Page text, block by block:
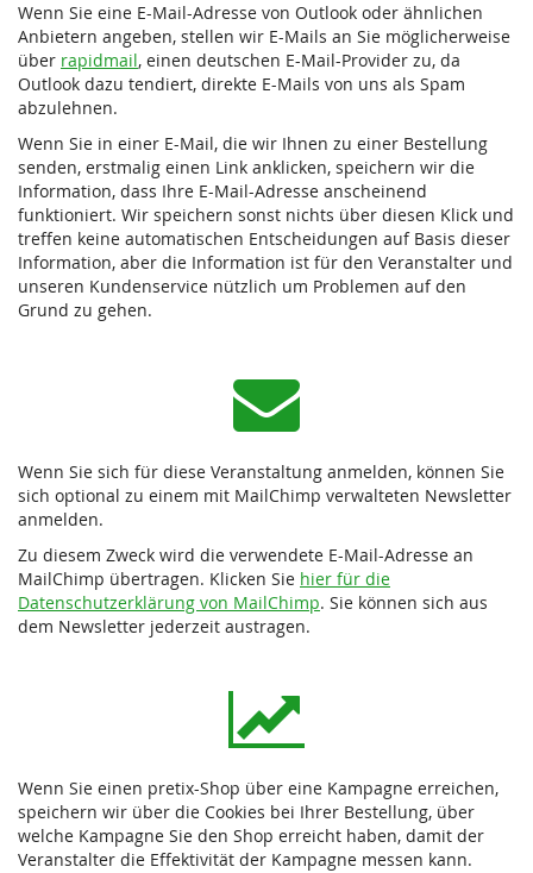
Wenn Sie eine E-Mail-Adresse von Outlook oder ähnlichen
Anbietern angeben, stellen wir E-Mails an Sie möglicherweise
über rapidmail, einen deutschen E-Mail-Provider zu, da
Outlook dazu tendiert, direkte E-Mails von uns als Spam
abzulehnen.
Wenn Sie in einer E-Mail, die wir Ihnen zu einer Bestellung
senden, erstmalig einen Link anklicken, speichern wir die
Information, dass Ihre E-Mail-Adresse anscheinend
funktioniert. Wir speichern sonst nichts über diesen Klick und
treffen keine automatischen Entscheidungen auf Basis dieser
Information, aber die Information ist für den Veranstalter und
unseren Kundenservice nützlich um Problemen auf den
Grund zu gehen.
Wenn Sie sich für diese Veranstaltung anmelden, können Sie
sich optional zu einem mit MailChimp verwalteten Newsletter
anmelden.
Zu diesem Zweck wird die verwendete E-Mail-Adresse an
MailChimp übertragen. Klicken Sie hier für die
Datenschutzerklärung von MailChimp. Sie können sich aus
dem Newsletter jederzeit austragen.
Wenn Sie einen pretix-Shop über eine Kampagne erreichen,
speichern wir über die Cookies bei Ihrer Bestellung, über
welche Kampagne Sie den Shop erreicht haben, damit der
Veranstalter die Effektivität der Kampagne messen kann.